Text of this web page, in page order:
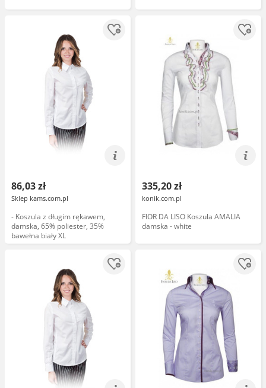
86,03 zł
Sklep kams.com.pl
- Koszula z długim rękawem,
damska, 65% poliester, 35%
bawełna biały XL
335,20 zł
konik.com.pl
FIOR DA LISO Koszula AMALIA
damska - white